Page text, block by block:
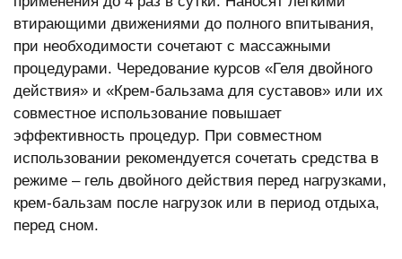
втирающими движениями до полного впитывания,
при необходимости сочетают с массажными
процедурами. Чередование курсов «Геля двойного
действия» и «Крем-бальзама для суставов» или их
совместное использование повышает
эффективность процедур. При совместном
использовании рекомендуется сочетать средства в
режиме – гель двойного действия перед нагрузками,
крем-бальзам после нагрузок или в период отдыха,
перед сном.